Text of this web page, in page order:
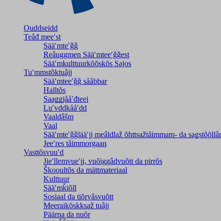
Ouddseidd
Teâđ meeʹst
Sääʹmteʹǧǧ
Reâuggmen Sääʹmteeʹǧǧest
Sääʹmkulttuurkõõskõs Sajos
Tuʹmmstõktuâjj
Sääʹmteeʹǧǧ sååbbar
Halltõs
Saaǥǥjååʹđteei
Luʹvddkååʹdd
Vaaldâšm
Vaal
Sääʹmteʹǧǧlääʹjj meâldlaž õhttsažtåimmam- da
Jeeʹres tåimmorgaan
Vasttõsvuuʹd
Jieʹllemvueʹjj, vuõiggâdvuõtt da pirrõs
Škooultõs da mättmateriaal
Kulttuur
Sääʹmǩiõll
Sosiaal da tiõrvâsvuõtt
Meeraikõskksaž tuâjj
Päärna da nuõr